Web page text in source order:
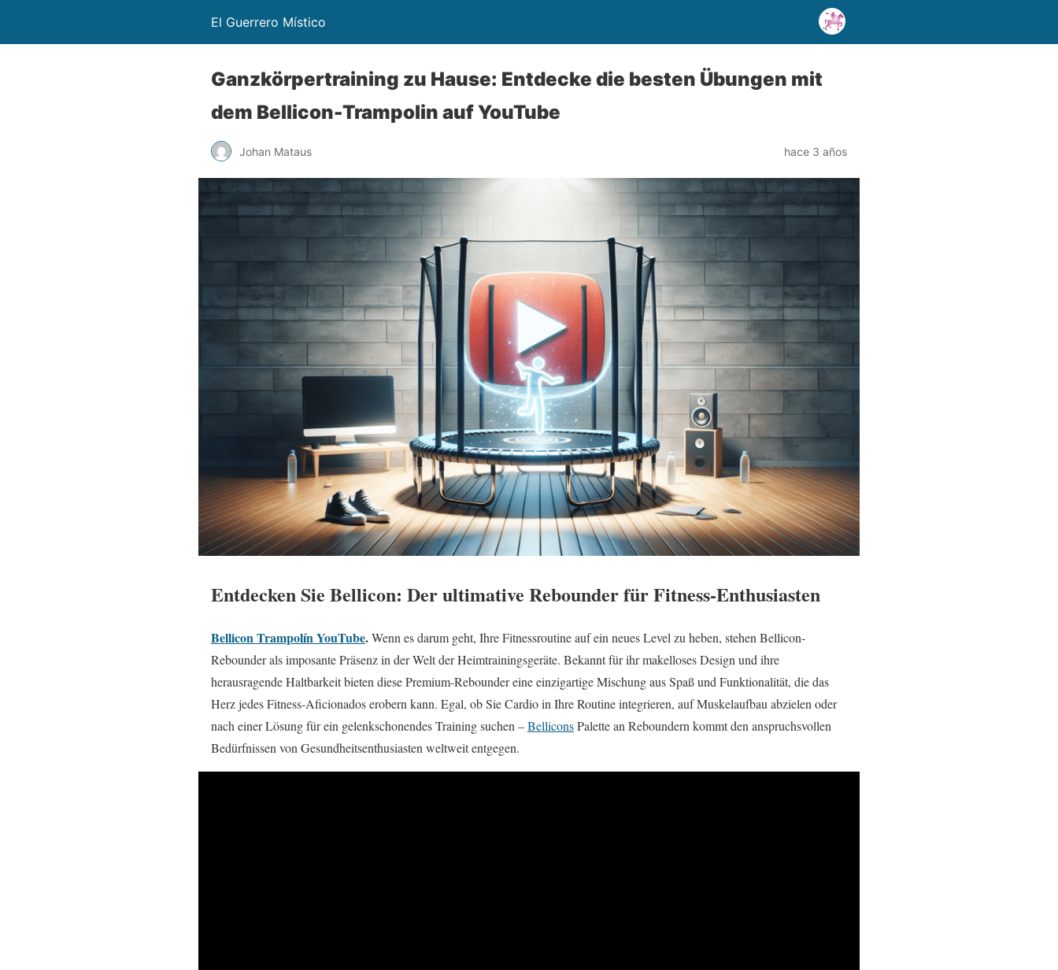
El Guerrero Místico
Ganzkörpertraining zu Hause: Entdecke die besten Übungen mit
dem Bellicon-Trampolin auf YouTube
Johan Mataus hace 3 años
Entdecken Sie Bellicon: Der ultimative Rebounder für Fitness-Enthusiasten
Bellicon Trampolín YouTube.Wenn es darum geht, Ihre Fitnessroutine auf ein neues Level zu heben, stehen Bellicon-
Rebounder als imposante Präsenz in der Welt der Heimtrainingsgeräte. Bekannt für ihr makelloses Design und ihre
herausragende Haltbarkeit bieten diese Premium-Rebounder eine einzigartige Mischung aus Spaß und Funktionalität, die das
Herz jedes Fitness-Aficionados erobern kann. Egal, ob Sie Cardio in Ihre Routine integrieren, auf Muskelaufbau abzielen oder
nach einer Lösung für ein gelenkschonendes Training suchen –BelliconsPalette an Reboundern kommt den anspruchsvollen
Bedürfnissen von Gesundheitsenthusiasten weltweit entgegen.